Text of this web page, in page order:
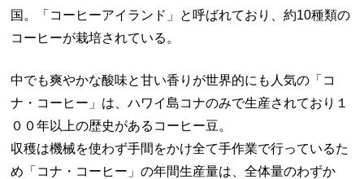
国。「コーヒーアイランド」と呼ばれており、約10種類の
コーヒーが栽培されている。
中でも爽やかな酸味と甘い香りが世界的にも人気の「コ
ナ・コーヒー」は、ハワイ島コナのみで生産されており１
００年以上の歴史があるコーヒー豆。
収穫は機械を使わず手間をかけ全て手作業で行っているた
め「コナ・コーヒー」の年間生産量は、全体量のわずか